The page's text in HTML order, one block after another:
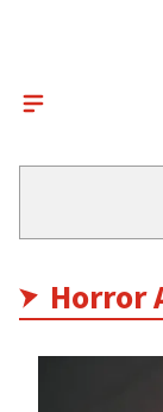
Horror